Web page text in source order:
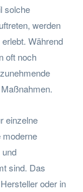
solche
werden
Während
oft noch
einzelne
moderne
sind. Das
oder in